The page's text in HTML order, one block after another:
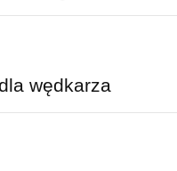
wędkarza